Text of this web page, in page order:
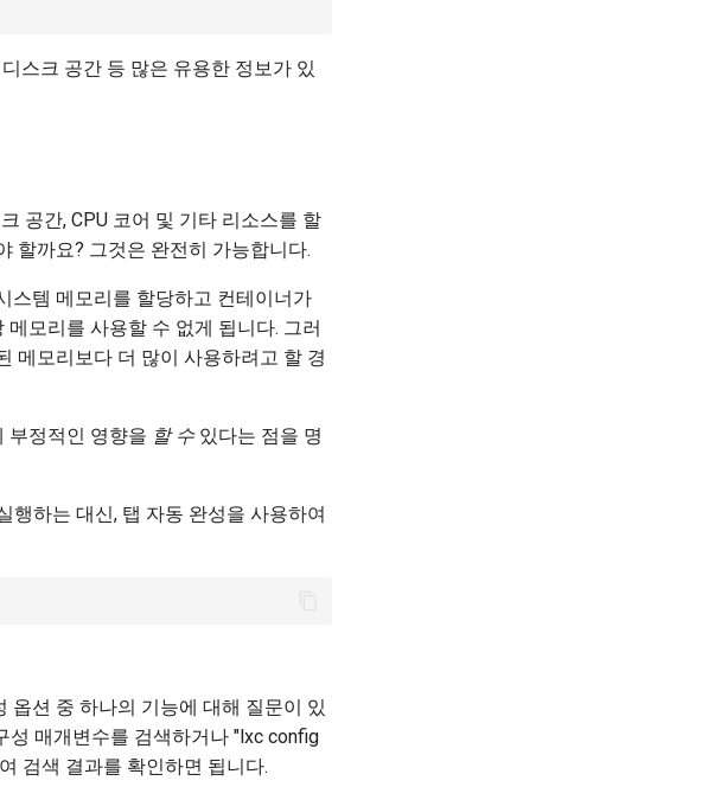
스크 공간 등 많은 유용한 정보가 있
공간, CPU 코어 및 기타 리소스를 할
할까요? 그것은 완전히 가능합니다.
스템 메모리를 할당하고 컨테이너가
모리를 사용할 수 없게 됩니다. 그러
메모리보다 더 많이 사용하려고 할 경
부정적인 영향을 할 수있다는 점을 명
행하는 대신, 탭 자동 완성을 사용하여
옵션 중 하나의 기능에 대해 질문이 있
성 매개변수를 검색하거나 "lxc config
검색 결과를 확인하면 됩니다.